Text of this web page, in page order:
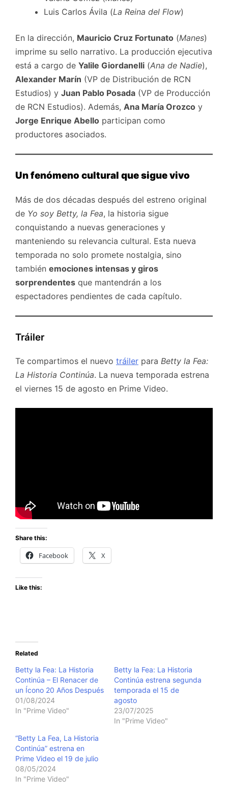
Luis Carlos Ávila (La Reina del Flow)
En la dirección, Mauricio Cruz Fortunato (Manes)
imprime su sello narrativo. La producción ejecutiva
está a cargo de Yalile Giordanelli (Ana de Nadie),
Alexander Marín (VP de Distribución de RCN
Estudios) y Juan Pablo Posada (VP de Producción
de RCN Estudios). Además, Ana María Orozco y
Jorge Enrique Abello participan como
productores asociados.
Un fenómeno cultural que sigue vivo
Más de dos décadas después del estreno original
de Yo soy Betty, la Fea, la historia sigue
conquistando a nuevas generaciones y
manteniendo su relevancia cultural. Esta nueva
temporada no solo promete nostalgia, sino
también emociones intensas y giros
sorprendentes que mantendrán a los
espectadores pendientes de cada capítulo.
Tráiler
Te compartimos el nuevo tráiler para Betty la Fea:
La Historia Continúa. La nueva temporada estrena
el viernes 15 de agosto en Prime Video.
Share this:
Facebook X
Like this:
Related
Betty la Fea: La Historia
Continúa – El Renacer de
un Ícono 20 Años Después
01/08/2024
In "Prime Video"
Betty la Fea: La Historia
Continúa estrena segunda
temporada el 15 de
agosto
23/07/2025
In "Prime Video"
“Betty La Fea, La Historia
Continúa” estrena en
Prime Video el 19 de julio
08/05/2024
In "Prime Video"